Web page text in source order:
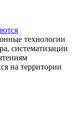
технологии
систематизации
на территории